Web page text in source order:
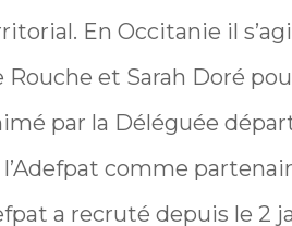
En Occitanie il
et Sarah Doré
par la Déléguée
comme
a recruté depuis le 2